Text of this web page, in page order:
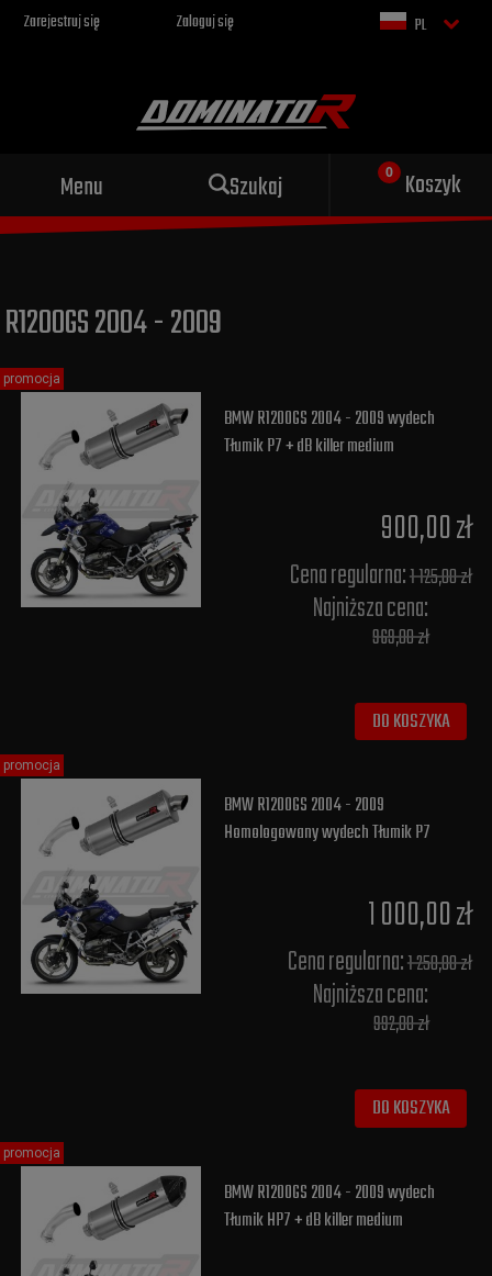
Zarejestruj się Zaloguj się PL
Menu Szukaj Koszyk
Sportowy wydech dla Twojego
R1200GS 2004 - 2009
BMW R1200GS 2004 - 2009 wydech
Tłumik P7 + dB killer medium
900,00 zł
Cena regularna:1 125,00 zł
Najniższa cena:
969,00 zł
DO KOSZYKA
promocja
BMW R1200GS 2004 - 2009
Homologowany wydech Tłumik P7
1 000,00 zł
Cena regularna:1 250,00 zł
Najniższa cena:
992,00 zł
DO KOSZYKA
promocja
BMW R1200GS 2004 - 2009 wydech
Tłumik HP7 + dB killer medium
promocja